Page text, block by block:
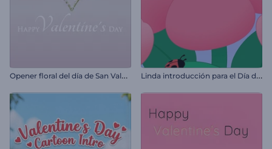
O
pener floral del día de San Valentín L
inda introducción para el Día de San Valentín